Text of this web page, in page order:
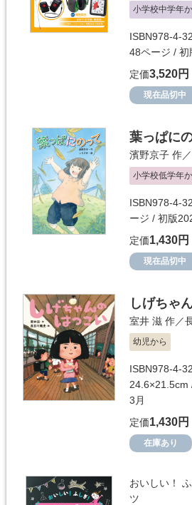
小学校中学年
ISBN978-4-
48ページ / 初
定価3,520円
現在品切中
葉っぱに
濱野京子 作／
小学校低学年
ISBN978-4-
ージ / 初版
定価1,430円
現在品切中
しげちゃ
室井 滋 作／
幼児から
ISBN978-4-
24.6×21.5cm
3月
定価1,430円
在庫あり
おいしい！
ツ